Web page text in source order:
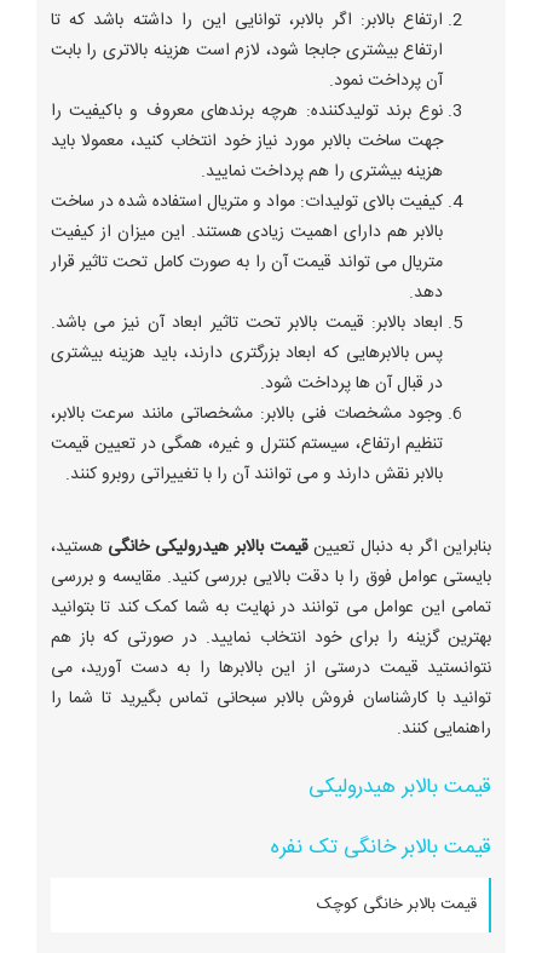
ارتفاع بالابر: اگر بالابر، توانایی این را داشته باشد که تا
ارتفاع بیشتری جابجا شود، لازم است هزینه بالاتری را بابت
آن پرداخت نمود.
نوع برند تولیدکننده: هرچه برندهای معروف و باکیفیت را
جهت ساخت بالابر مورد نیاز خود انتخاب کنید، معمولا باید
هزینه بیشتری را هم پرداخت نمایید.
کیفیت بالای تولیدات: مواد و متریال استفاده شده در ساخت
بالابر هم دارای اهمیت زیادی هستند. این میزان از کیفیت
متریال می تواند قیمت آن را به صورت کامل تحت تاثیر قرار
دهد.
ابعاد بالابر: قیمت بالابر تحت تاثیر ابعاد آن نیز می باشد.
پس بالابرهایی که ابعاد بزرگتری دارند، باید هزینه بیشتری
در قبال آن ها پرداخت شود.
وجود مشخصات فنی بالابر: مشخصاتی مانند سرعت بالابر،
تنظیم ارتفاع، سیستم کنترل و غیره، همگی در تعیین قیمت
بالابر نقش دارند و می توانند آن را با تغییراتی روبرو کنند.
بنابراین اگر به دنبال تعیینقیمت بالابر هیدرولیکی خانگی هستید،
بایستی عوامل فوق را با دقت بالایی بررسی کنید. مقایسه و بررسی
تمامی این عوامل می توانند در نهایت به شما کمک کند تا بتوانید
بهترین گزینه را برای خود انتخاب نمایید. در صورتی که باز هم
نتوانستید قیمت درستی از این بالابرها را به دست آورید، می
توانید با کارشناسان فروش بالابر سبحانی تماس بگیرید تا شما را
راهنمایی کنند.
قیمت بالابر هیدرولیکی
قیمت بالابر خانگی تک نفره
قیمت بالابر خانگی کوچک